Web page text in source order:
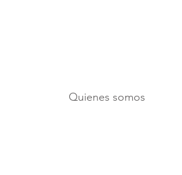
Quienes somos